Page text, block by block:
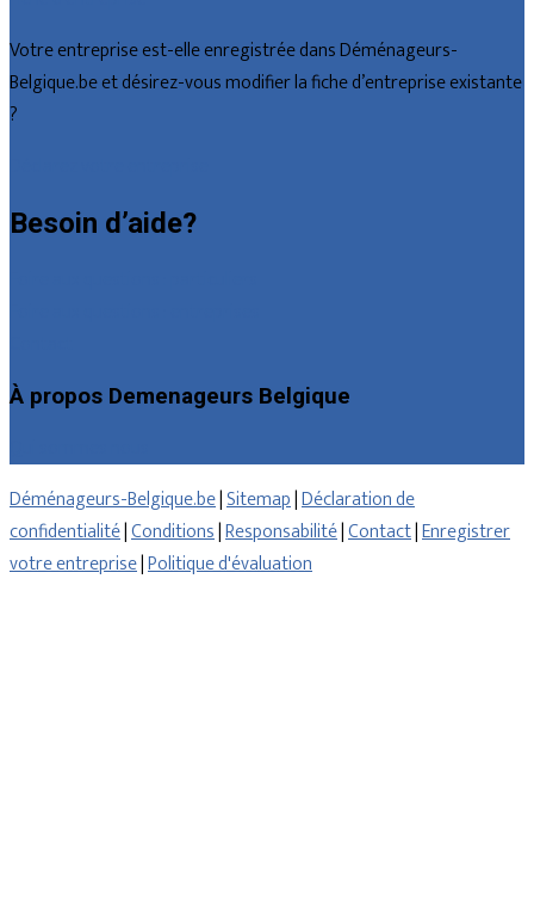
Votre entreprise est-elle enregistrée dans Déménageurs-
Belgique.be et désirez-vous modifier la fiche d’entreprise existante
?
Besoin d’aide?
À propos Demenageurs Belgique
Déménageurs-Belgique.be|Sitemap|Déclaration de
confidentialité|Conditions|Responsabilité|Contact|Enregistrer
votre entreprise|Politique d'évaluation